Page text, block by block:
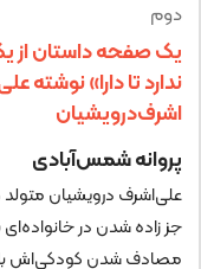
دوم
یک صفحه داستان از
ندارد تا دارا» نوشته
اشرف‌درویشیان
پروانه شمس‌آبادی
جز زاده شدن در خانواده‌ای
مصادف شدن کودکی‌اش با